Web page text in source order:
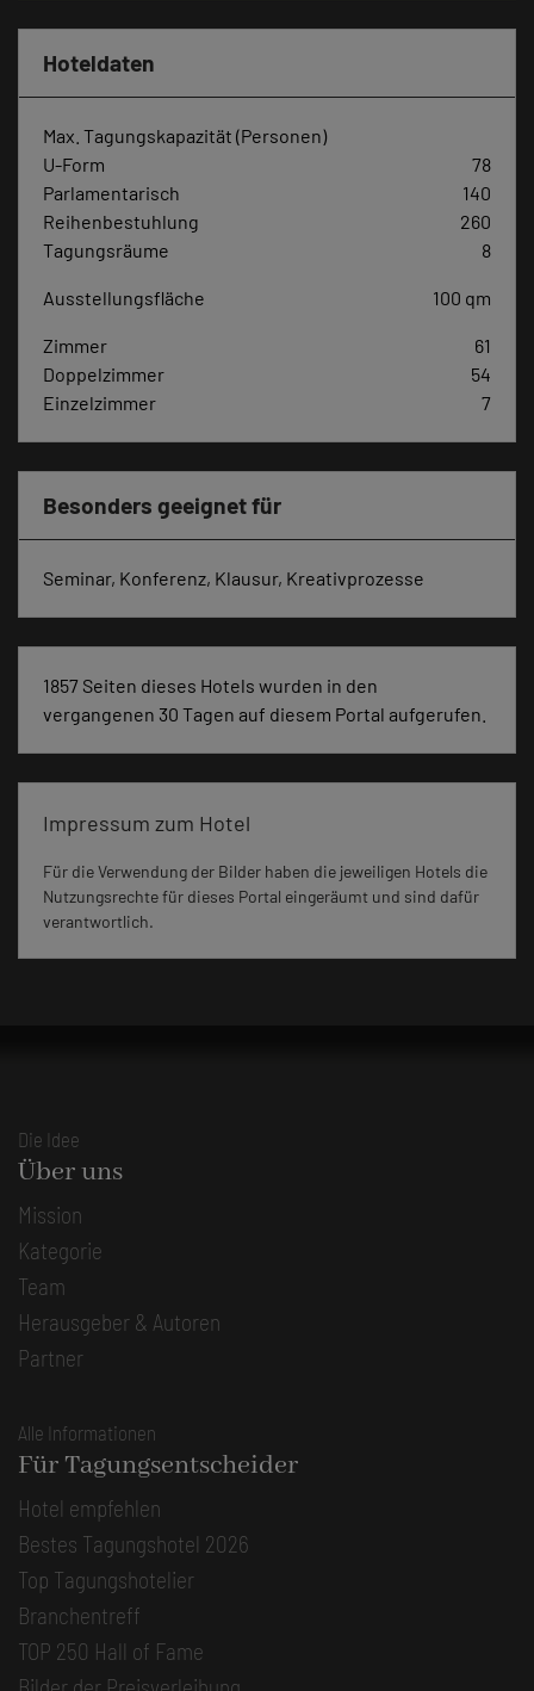
Hoteldaten
Max. Tagungskapazität (Personen)
U-Form
78
Parlamentarisch
140
Reihenbestuhlung
260
Tagungsräume
8
Ausstellungsfläche 100 qm
Zimmer
61
Doppelzimmer
54
Einzelzimmer
7
Besonders geeignet für
Seminar, Konferenz, Klausur, Kreativprozesse
1857 Seiten dieses Hotels wurden in den
vergangenen 30 Tagen auf diesem Portal aufgerufen.
Impressum zum Hotel
Für die Verwendung der Bilder haben die jeweiligen Hotels die
Nutzungsrechte für dieses Portal eingeräumt und sind dafür
verantwortlich.
Die Idee
Über uns
Mission
Kategorie
Team
Herausgeber & Autoren
Partner
Alle Informationen
Für Tagungsentscheider
Hotel empfehlen
Bestes Tagungshotel 2026
Top Tagungshotelier
Branchentreff
TOP 250 Hall of Fame